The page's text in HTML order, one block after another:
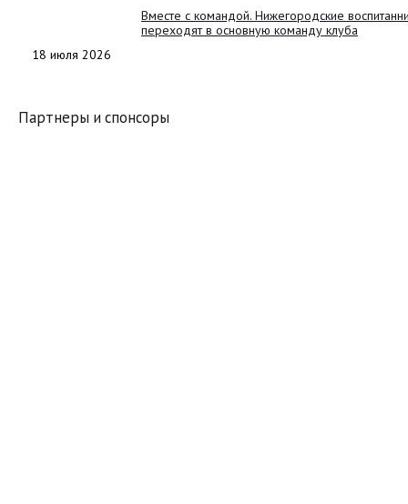
Вместе с командой. Нижегородские
переходят в основную команду клуба
18 июля 2026
Партнеры и спонсоры